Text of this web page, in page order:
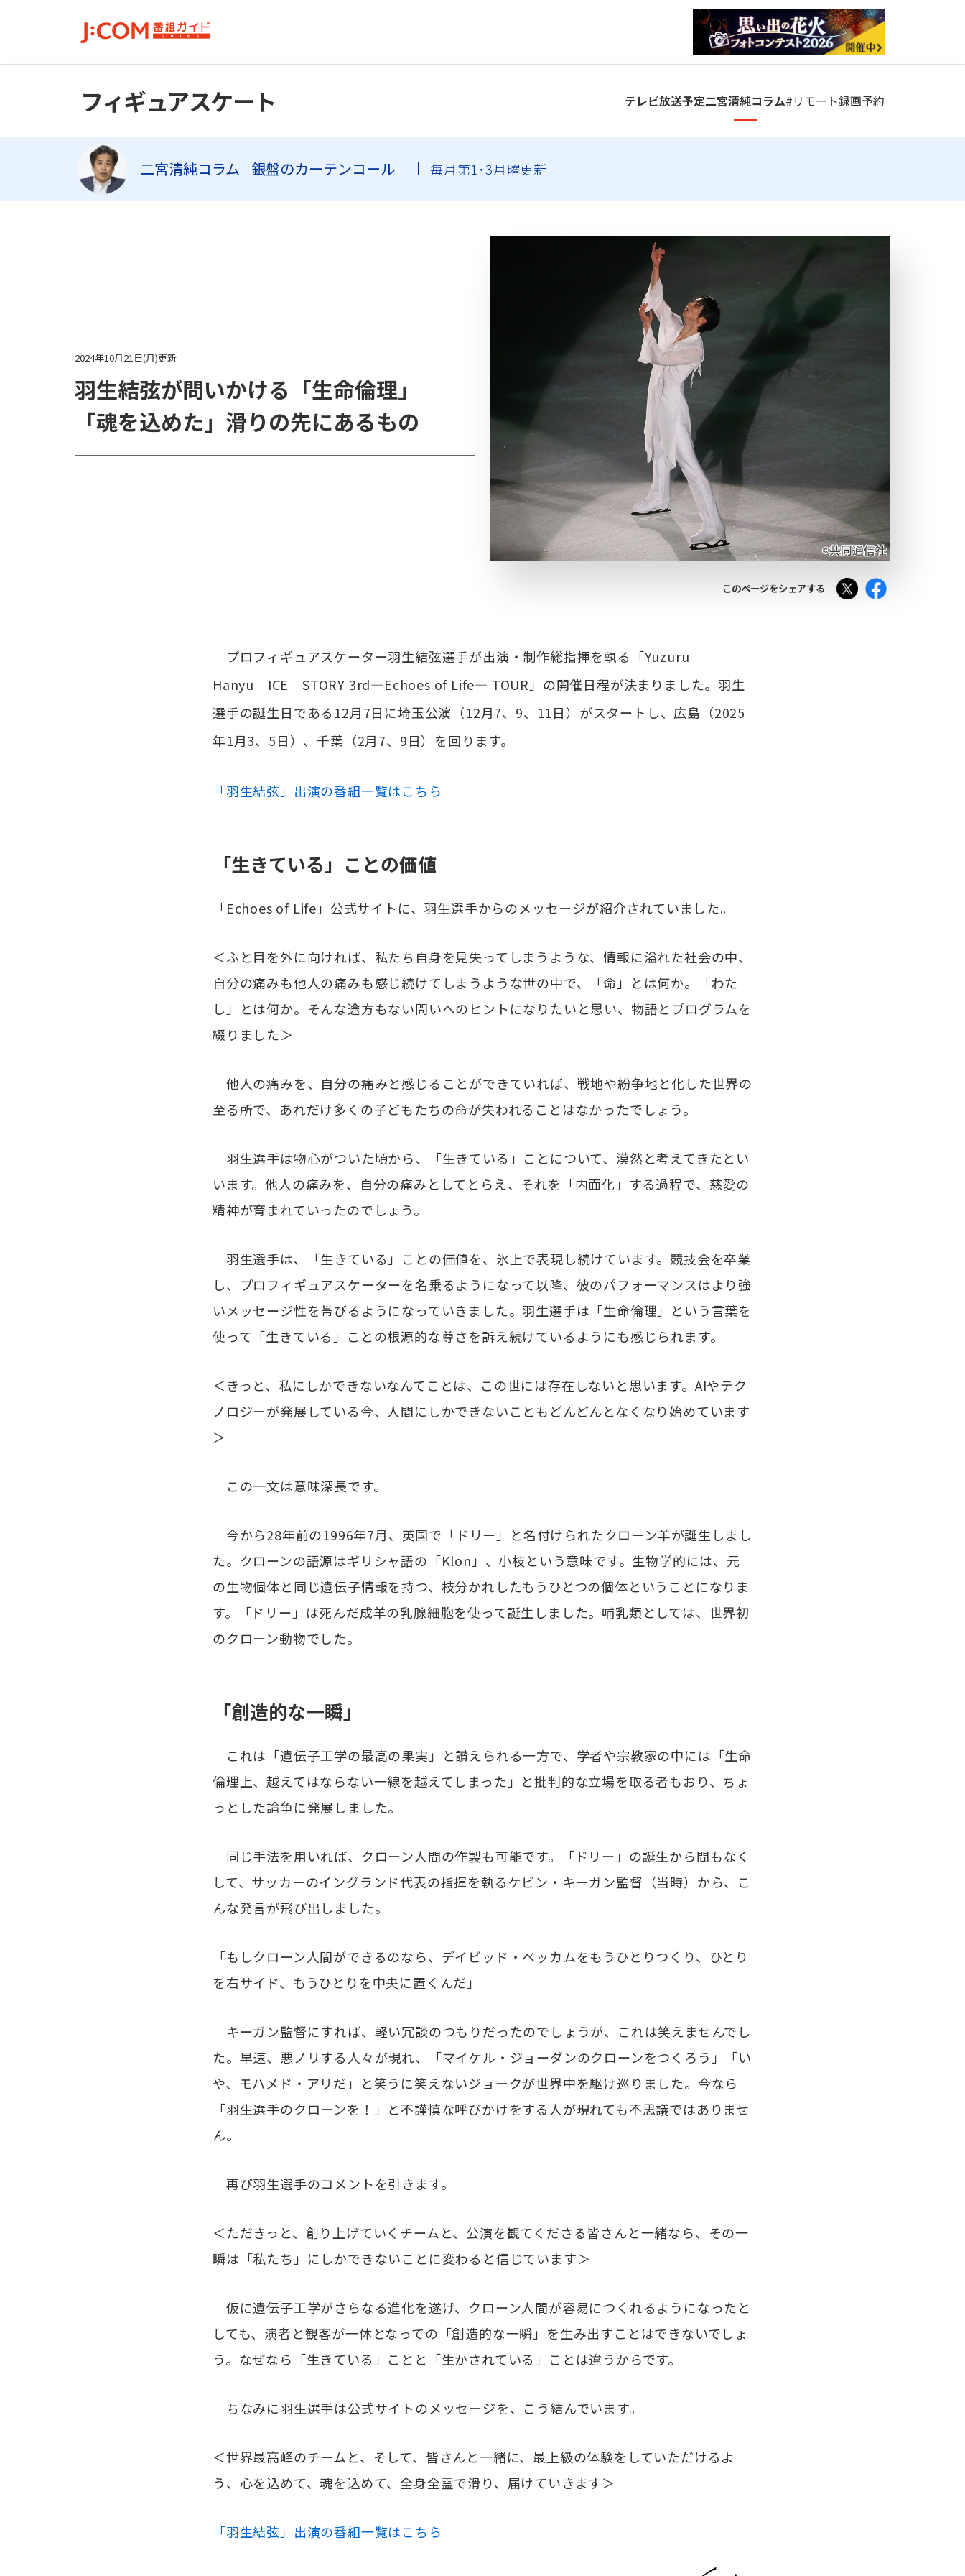
フィギュアスケート テレビ放送予定二宮清純コラム#リモート録画予約
二宮清純コラム 銀盤のカーテンコール 毎月第1･3月曜更新
2024年10月21日(月)更新
羽生結弦が問いかける「生命倫理」
「魂を込めた」滑りの先にあるもの
このページをシェアする Tweet
プロフィギュアスケーター羽生結弦選手が出演・制作総指揮を執る「Yuzuru
Hanyu ICE STORY 3rd―Echoes of Life― TOUR」の開催日程が決まりました。羽生
選手の誕生日である12月7日に埼玉公演（12月7、9、11日）がスタートし、広島（2025
年1月3、5日）、千葉（2月7、9日）を回ります。
「羽生結弦」出演の番組一覧はこちら
「生きている」ことの価値
「Echoes of Life」公式サイトに、羽生選手からのメッセージが紹介されていました。
＜ふと目を外に向ければ、私たち自身を見失ってしまうような、情報に溢れた社会の中、
自分の痛みも他人の痛みも感じ続けてしまうような世の中で、「命」とは何か。「わた
し」とは何か。そんな途方もない問いへのヒントになりたいと思い、物語とプログラムを
綴りました＞
他人の痛みを、自分の痛みと感じることができていれば、戦地や紛争地と化した世界の
至る所で、あれだけ多くの子どもたちの命が失われることはなかったでしょう。
羽生選手は物心がついた頃から、「生きている」ことについて、漠然と考えてきたとい
います。他人の痛みを、自分の痛みとしてとらえ、それを「内面化」する過程で、慈愛の
精神が育まれていったのでしょう。
羽生選手は、「生きている」ことの価値を、氷上で表現し続けています。競技会を卒業
し、プロフィギュアスケーターを名乗るようになって以降、彼のパフォーマンスはより強
いメッセージ性を帯びるようになっていきました。羽生選手は「生命倫理」という言葉を
使って「生きている」ことの根源的な尊さを訴え続けているようにも感じられます。
＜きっと、私にしかできないなんてことは、この世には存在しないと思います。AIやテク
ノロジーが発展している今、人間にしかできないこともどんどんとなくなり始めています
＞
この一文は意味深長です。
今から28年前の1996年7月、英国で「ドリー」と名付けられたクローン羊が誕生しまし
た。クローンの語源はギリシャ語の「Klon」、小枝という意味です。生物学的には、元
の生物個体と同じ遺伝子情報を持つ、枝分かれしたもうひとつの個体ということになりま
す。「ドリー」は死んだ成羊の乳腺細胞を使って誕生しました。哺乳類としては、世界初
のクローン動物でした。
「創造的な一瞬」
これは「遺伝子工学の最高の果実」と讃えられる一方で、学者や宗教家の中には「生命
倫理上、越えてはならない一線を越えてしまった」と批判的な立場を取る者もおり、ちょ
っとした論争に発展しました。
同じ手法を用いれば、クローン人間の作製も可能です。「ドリー」の誕生から間もなく
して、サッカーのイングランド代表の指揮を執るケビン・キーガン監督（当時）から、こ
んな発言が飛び出しました。
「もしクローン人間ができるのなら、デイビッド・ベッカムをもうひとりつくり、ひとり
を右サイド、もうひとりを中央に置くんだ」
キーガン監督にすれば、軽い冗談のつもりだったのでしょうが、これは笑えませんでし
た。早速、悪ノリする人々が現れ、「マイケル・ジョーダンのクローンをつくろう」「い
や、モハメド・アリだ」と笑うに笑えないジョークが世界中を駆け巡りました。今なら
「羽生選手のクローンを！」と不謹慎な呼びかけをする人が現れても不思議ではありませ
ん。
再び羽生選手のコメントを引きます。
＜ただきっと、創り上げていくチームと、公演を観てくださる皆さんと一緒なら、その一
瞬は「私たち」にしかできないことに変わると信じています＞
仮に遺伝子工学がさらなる進化を遂げ、クローン人間が容易につくれるようになったと
しても、演者と観客が一体となっての「創造的な一瞬」を生み出すことはできないでしょ
う。なぜなら「生きている」ことと「生かされている」ことは違うからです。
ちなみに羽生選手は公式サイトのメッセージを、こう結んでいます。
＜世界最高峰のチームと、そして、皆さんと一緒に、最上級の体験をしていただけるよ
う、心を込めて、魂を込めて、全身全霊で滑り、届けていきます＞
「羽生結弦」出演の番組一覧はこちら